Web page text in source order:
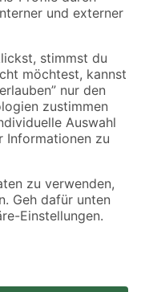
Angebote sind unter
Verfügbarkeiten beziehen
Alle Angebote und
mit Speditionsversand, hier